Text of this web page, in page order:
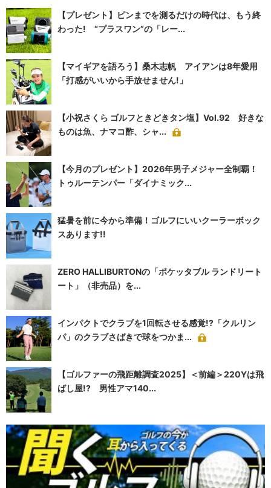
【プレゼント】ピンまでを測るだけの時代は、もう終
わった! “プラスワン”の「レー...
【マイギアを語ろう】桑木志帆 アイアンは8年愛用
「打感がいいから手放せません!」
【小祝さくら ゴルフときどきタン塩】Vol.92 好きな
ものは魚、ナマコ酢、シャ...
【今月のプレゼント】2026年男子メジャー全制覇！
トゥルーテンパー「ダイナミック...
猛暑を前に今から準備！ゴルフにいいクーラーボック
スあります!!
ZERO HALLIBURTONの「ポケッタブル ランドリート
ート」（非売品）を...
インパクトでクラブを1回転させる感覚!?「クルリン
パ」のクラブさばきで球をつかま...
【ゴルファーの飛距離調査2025】＜前編＞220Yは飛
ばし屋!? 男性アマ140...